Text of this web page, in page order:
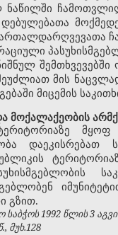
ნაწილში
დებულებათა
მის
მიცემის
დაეკისრებათ
გზით.
1992 წლის 3
მუხ.128